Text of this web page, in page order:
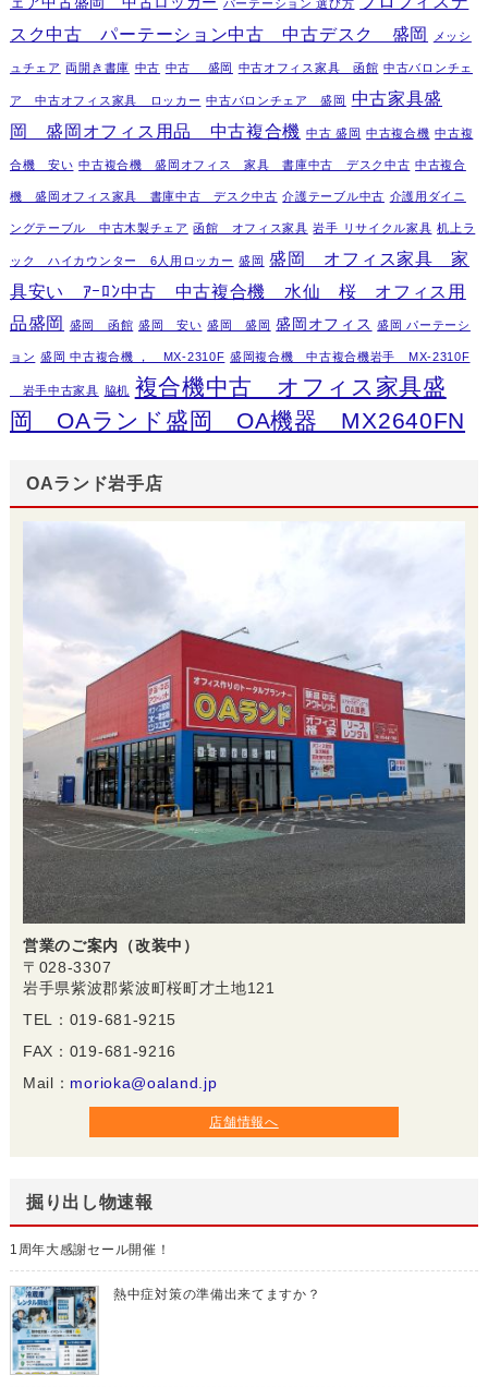
パーテーション 選び方
スク中古 パーテーション中古 中古デスク 盛岡
メッシ
ュチェア 両開き書庫 中古 中古 盛岡 中古オフィス家具 函館 中古バロンチェ
ア 中古オフィス家具 ロッカー 中古バロンチェア 盛岡 中古家具盛
岡 盛岡オフィス用品 中古複合機 中古 盛岡 中古複合機 中古複
合機 安い 中古複合機 盛岡オフィス 家具 書庫中古 デスク中古 中古複合
機 盛岡オフィス家具 書庫中古 デスク中古 介護テーブル中古 介護用ダイニ
ングテーブル 中古木製チェア 函館 オフィス家具 岩手 リサイクル家具 机上ラ
ック ハイカウンター 6人用ロッカー 盛岡 盛岡 オフィス家具 家
具安い ｱｰﾛﾝ中古 中古複合機 水仙 桜 オフィス用
品盛岡 盛岡 函館 盛岡 安い 盛岡 盛岡 盛岡オフィス 盛岡 パーテーシ
ョン 盛岡 中古複合機 ， MX-2310F 盛岡複合機 中古複合機岩手 MX-2310F
岩手中古家具 脇机 複合機中古 オフィス家具盛
岡 OAランド盛岡 OA機器 MX2640FN
OAランド岩手店
営業のご案内（改装中）
〒028-3307
岩手県紫波郡紫波町桜町才土地121
TEL：019-681-9215
FAX：019-681-9216
Mail： morioka@oaland.jp
店舗情報へ
掘り出し物速報
1周年大感謝セール開催！
熱中症対策の準備出来てますか？